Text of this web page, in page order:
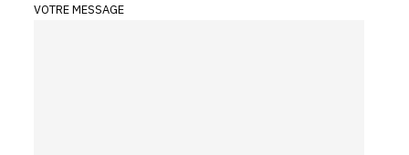
VOTRE MESSAGE